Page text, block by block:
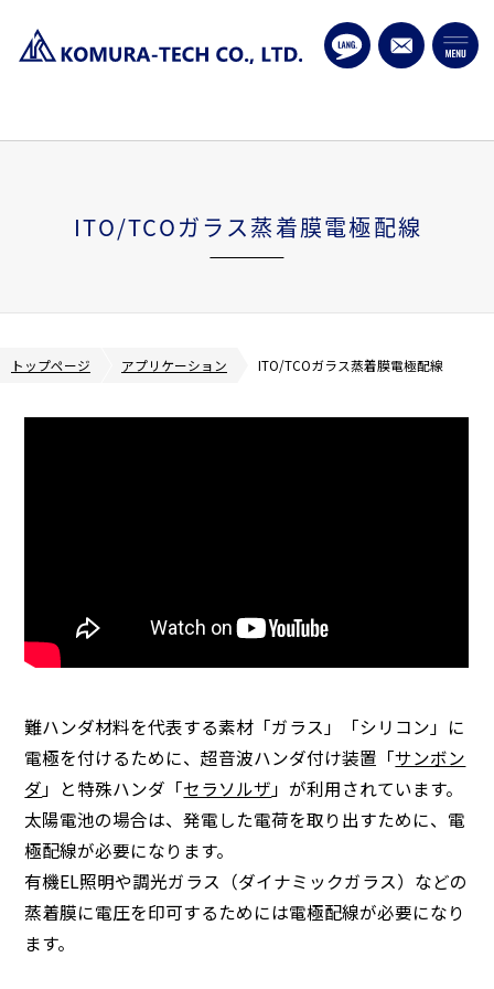
ITO/TCOガラス蒸着膜電極配線
トップページ アプリケーション ITO/TCOガラス蒸着膜電極配線
難ハンダ材料を代表する素材「ガラス」「シリコン」に
電極を付けるために、超音波ハンダ付け装置「サンボン
ダ 」と特殊ハンダ「セラソルザ 」が利用されています。
太陽電池の場合は、発電した電荷を取り出すために、電
極配線が必要になります。
有機EL照明や調光ガラス（ダイナミックガラス）などの
蒸着膜に電圧を印可するためには電極配線が必要になり
ます。